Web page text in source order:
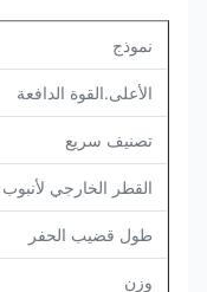
نموذج
الأعلى.القوة الدافعة
تصنيف سريع
القطر الخارجي لأنبوب الحفر
طول قضيب الحفر